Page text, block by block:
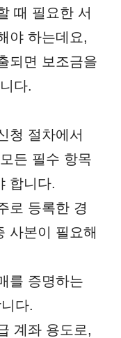
때 필요한 서
야 하는데요,
되면 보조금을
다.
청 절차에서
든 필수 항목
합니다.
로 등록한 경
사본이 필요해
를 증명하는
다.
계좌 용도로,